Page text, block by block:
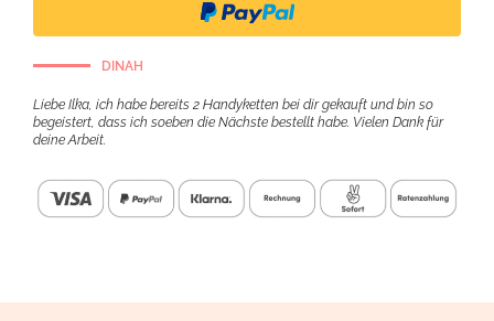
DINAH
Liebe Ilka, ich habe bereits 2 Handyketten bei dir gekauft und bin so
begeistert, dass ich soeben die Nächste bestellt habe. Vielen Dank für
deine Arbeit.